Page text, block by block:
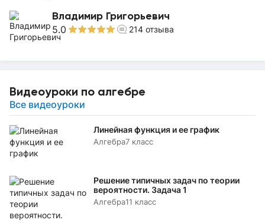
Владимир Григорьевич
5.0 214 отзыва
Видеоуроки по алгебре
Все видеоуроки
Линейная функция и ее график
Алгебра7 класс
Решение типичных задач по теории
вероятности. Задача 1
Алгебра11 класс